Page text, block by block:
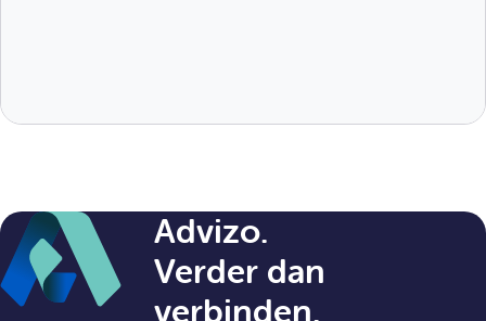
Advizo.
Verder dan
verbinden.